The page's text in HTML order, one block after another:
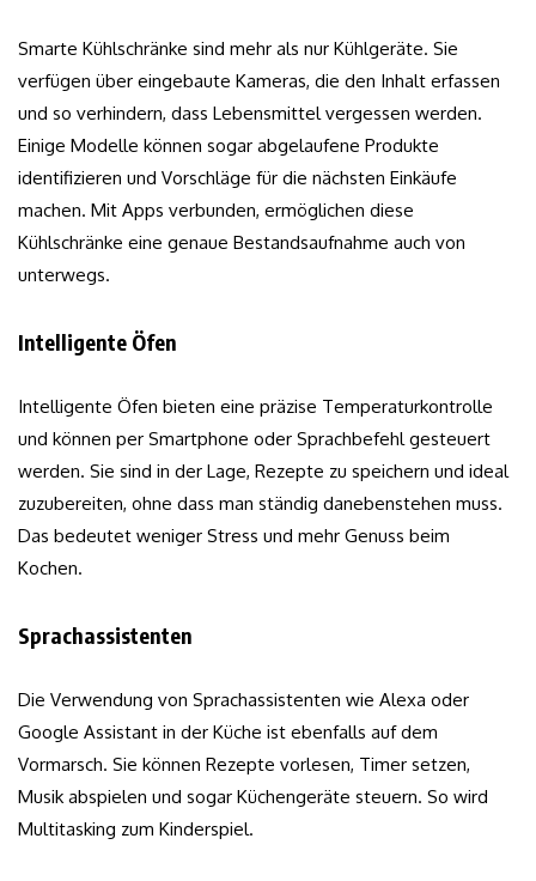
Smarte Kühlschränke sind mehr als nur Kühlgeräte. Sie
verfügen über eingebaute Kameras, die den Inhalt erfassen
und so verhindern, dass Lebensmittel vergessen werden.
Einige Modelle können sogar abgelaufene Produkte
identifizieren und Vorschläge für die nächsten Einkäufe
machen. Mit Apps verbunden, ermöglichen diese
Kühlschränke eine genaue Bestandsaufnahme auch von
unterwegs.
Intelligente Öfen
Intelligente Öfen bieten eine präzise Temperaturkontrolle
und können per Smartphone oder Sprachbefehl gesteuert
werden. Sie sind in der Lage, Rezepte zu speichern und ideal
zuzubereiten, ohne dass man ständig danebenstehen muss.
Das bedeutet weniger Stress und mehr Genuss beim
Kochen.
Sprachassistenten
Die Verwendung von Sprachassistenten wie Alexa oder
Google Assistant in der Küche ist ebenfalls auf dem
Vormarsch. Sie können Rezepte vorlesen, Timer setzen,
Musik abspielen und sogar Küchengeräte steuern. So wird
Multitasking zum Kinderspiel.